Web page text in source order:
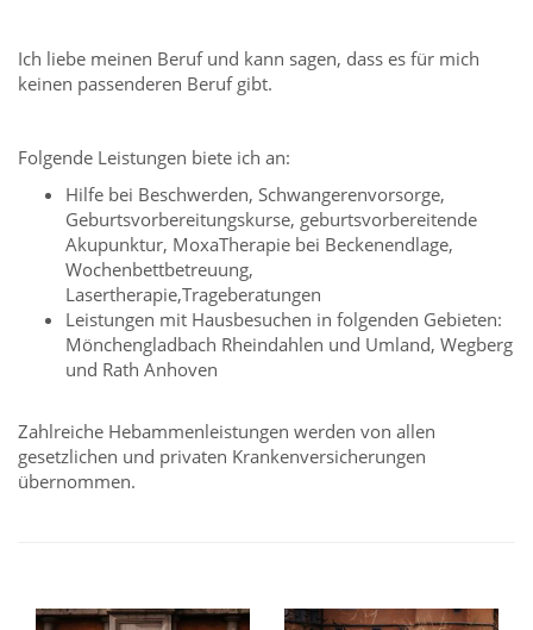
Ich liebe meinen Beruf und kann sagen, dass es für mich
keinen passenderen Beruf gibt.
Folgende Leistungen biete ich an:
Hilfe bei Beschwerden, Schwangerenvorsorge,
Geburtsvorbereitungskurse, geburtsvorbereitende
Akupunktur, MoxaTherapie bei Beckenendlage,
Wochenbettbetreuung,
Lasertherapie,Trageberatungen
Leistungen mit Hausbesuchen in folgenden Gebieten:
Mönchengladbach Rheindahlen und Umland, Wegberg
und Rath Anhoven
Zahlreiche Hebammenleistungen werden von allen
gesetzlichen und privaten Krankenversicherungen
übernommen.